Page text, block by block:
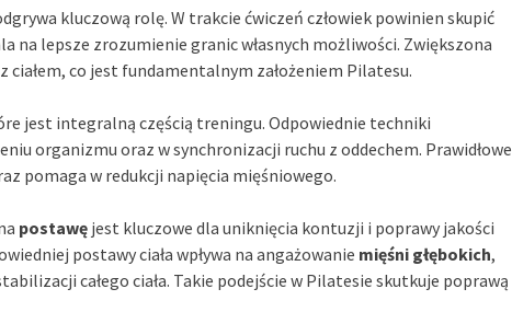
kluczową rolę. W trakcie ćwiczeń człowiek powinien skupić
na lepsze zrozumienie granic własnych możliwości. Zwiększona
ciałem, co jest fundamentalnym założeniem Pilatesu.
jest integralną częścią treningu. Odpowiednie techniki
organizmu oraz w synchronizacji ruchu z oddechem. Prawidłowe
pomaga w redukcji napięcia mięśniowego.
postawę jest kluczowe dla uniknięcia kontuzji i poprawy jakości
postawy ciała wpływa na angażowanie mięśni głębokich,
całego ciała. Takie podejście w Pilatesie skutkuje poprawą